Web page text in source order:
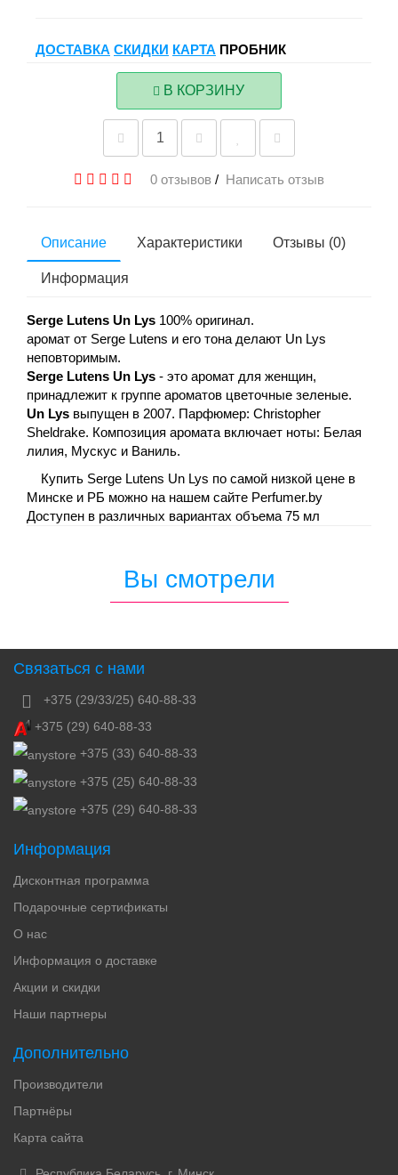
ДОСТАВКА СКИДКИ КАРТА ПРОБНИК
В КОРЗИНУ
0 отзывов / Написать отзыв
Описание Характеристики Отзывы (0)
Информация
Serge Lutens Un Lys 100% оригинал.
аромат от Serge Lutens и его тона делают Un Lys
неповторимым.
Serge Lutens Un Lys - это аромат для женщин,
принадлежит к группе ароматов цветочные зеленые.
Un Lys выпущен в 2007. Парфюмер: Christopher
Sheldrake. Композиция аромата включает ноты: Белая
лилия, Мускус и Ваниль.
Купить Serge Lutens Un Lys по самой низкой цене в
Минске и РБ можно на нашем сайте Perfumer.by
Доступен в различных вариантах объема 75 мл
Вы смотрели
Связаться с нами
+375 (29/33/25) 640-88-33
+375 (29) 640-88-33
+375 (33) 640-88-33
+375 (25) 640-88-33
+375 (29) 640-88-33
Информация
Дисконтная программа
Подарочные сертификаты
О нас
Информация о доставке
Акции и скидки
Наши партнеры
Дополнительно
Производители
Партнёры
Карта сайта